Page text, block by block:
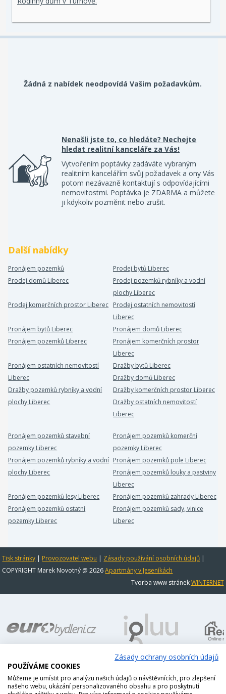
Žádná z nabídek neodpovídá Vašim požadavkům.
Nenašli jste to, co hledáte? Nechejte
hledat realitní kanceláře za Vás!
Vytvořením poptávky zadáváte vybraným
realitním kancelářím svůj požadavek a ony Vás
potom nezávazně kontaktují s odpovídajícími
nemovitostmi. Poptávka je ZDARMA a můžete
ji kdykoliv pozměnit nebo zrušit.
Další nabídky
Pronájem pozemků
Prodej bytů Liberec
Prodej domů Liberec
Prodej pozemků rybníky a vodní
plochy Liberec
Prodej komerčních prostor Liberec Prodej ostatních nemovitostí
Liberec
Pronájem bytů Liberec
Pronájem domů Liberec
Pronájem pozemků Liberec
Pronájem komerčních prostor
Liberec
Pronájem ostatních nemovitostí
Liberec
Dražby bytů Liberec
Dražby domů Liberec
Dražby pozemků rybníky a vodní
plochy Liberec
Dražby komerčních prostor Liberec
Dražby ostatních nemovitostí
Liberec
Pronájem pozemků stavební
pozemky Liberec
Pronájem pozemků komerční
pozemky Liberec
Pronájem pozemků rybníky a vodní
plochy Liberec
Pronájem pozemků pole Liberec
Pronájem pozemků louky a pastviny
Liberec
Pronájem pozemků lesy Liberec
Pronájem pozemků zahrady Liberec
Pronájem pozemků ostatní
pozemky Liberec
Pronájem pozemků sady, vinice
Liberec
Tisk stránky | Provozovatel webu | Zásady používání osobních údajů |
COPYRIGHT Marek Novotný @ 2026Apartmány v Jeseníkách
Tvorba www stránekWINTERNET
Zásady ochrany osobních údajů
POUŽÍVÁME COOKIES
Můžeme je umístit pro analýzu našich údajů o návštěvnících, pro zlepšení
našeho webu, ukázání personalizovaného obsahu a pro poskytnutí